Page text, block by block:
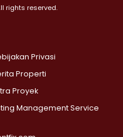
>
>
>
rights reserved.
Privasi
Properti
Proyek
Management Service